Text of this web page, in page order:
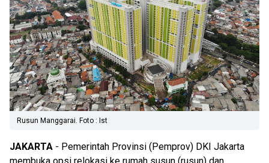
Rusun Manggarai. Foto : Ist
JAKARTA - Pemerintah Provinsi (Pemprov) DKI Jakarta